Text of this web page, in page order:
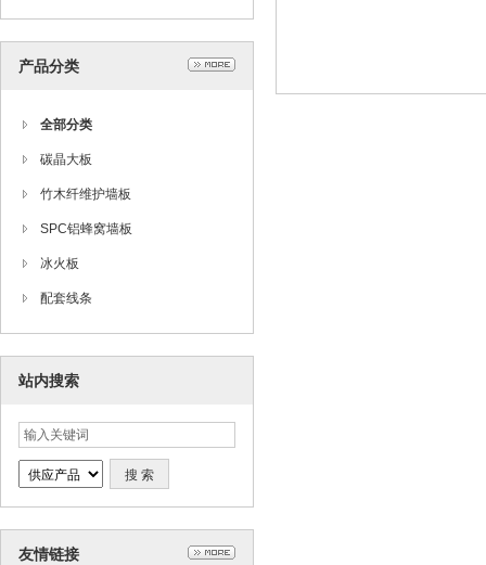
产品分类
全部分类
碳晶大板
竹木纤维护墙板
SPC铝蜂窝墙板
冰火板
配套线条
站内搜索
友情链接